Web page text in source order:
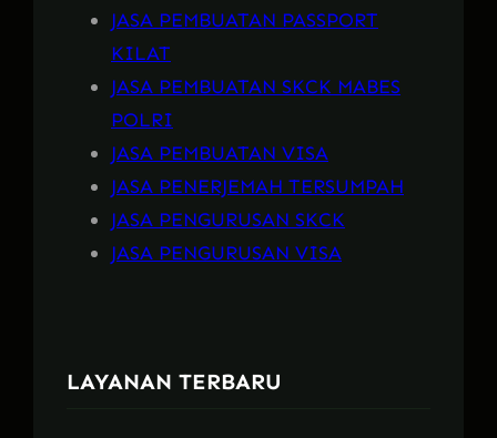
JASA PEMBUATAN PASSPORT
KILAT
JASA PEMBUATAN SKCK MABES
POLRI
JASA PEMBUATAN VISA
JASA PENERJEMAH TERSUMPAH
JASA PENGURUSAN SKCK
JASA PENGURUSAN VISA
LAYANAN TERBARU